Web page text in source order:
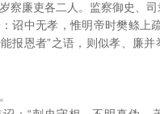
察廉吏各二人。监察御史、
诏中无孝，惟明帝时樊鲦上
报恩者”之语，则似孝、廉并